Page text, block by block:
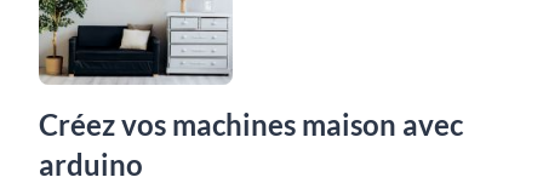
Créez vos machines maison avec
arduino